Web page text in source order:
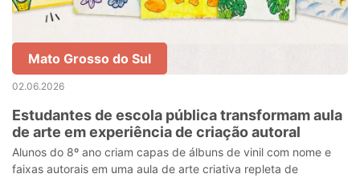
Mato Grosso do Sul
02.06.2026
Estudantes de escola pública transformam aula
de arte em experiência de criação autoral
Alunos do 8º ano criam capas de álbuns de vinil com nome e
faixas autorais em uma aula de arte criativa repleta de